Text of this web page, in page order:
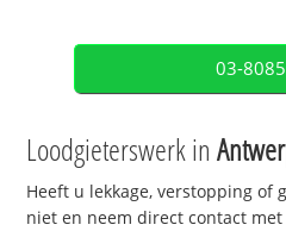
03-
Loodgieterswerk in
Heeft u lekkage, verstopping of
niet en neem direct contact met